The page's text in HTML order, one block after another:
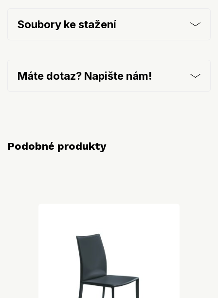
Soubory ke stažení
Máte dotaz? Napište nám!
Podobné produkty